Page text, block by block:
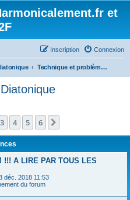
et
Connexion
Inscription
Technique et problème - Diatonique
3 4 5 6
!!! A LIRE PAR TOUS LES
déc. 2018 11:53
du forum